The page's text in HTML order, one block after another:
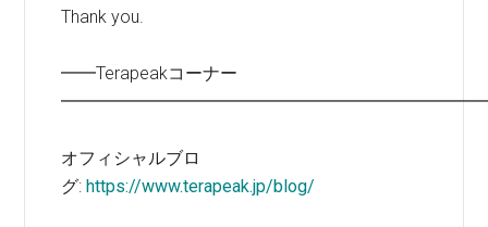
Thank you.
━━Terapeakコーナー
オフィシャルブロ
グ:https://www.terapeak.jp/blog/